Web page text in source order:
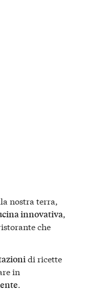
nostra terra,
innovativa,
che
di ricette
in